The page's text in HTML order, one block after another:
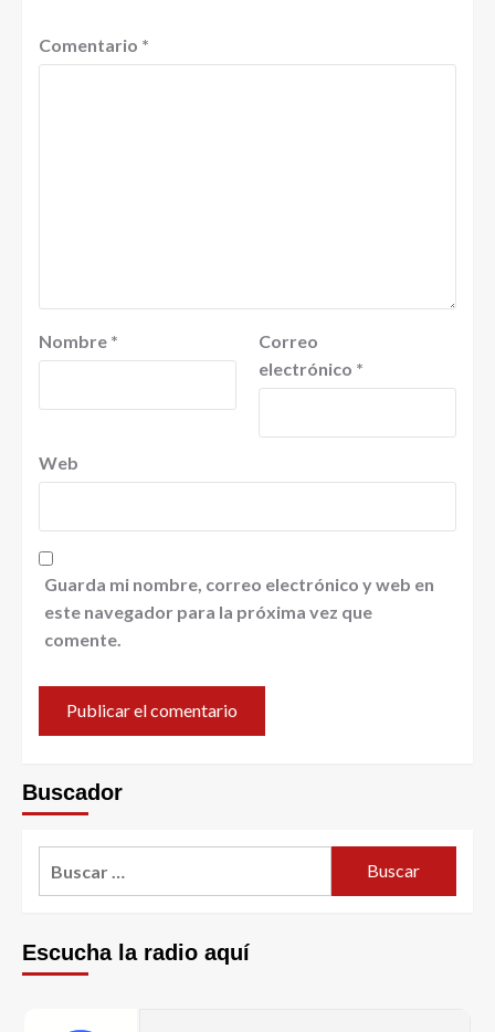
Comentario *
Nombre *
Correo
electrónico *
Web
Guarda mi nombre, correo electrónico y web en
este navegador para la próxima vez que
comente.
Buscador
Escucha la radio aquí